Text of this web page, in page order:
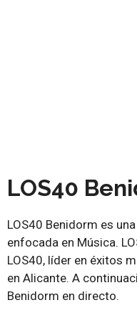
LOS40
LOS40 Benidorm es
enfocada en Música.
LOS40, líder en éxitos
en Alicante. A
Benidorm en directo.